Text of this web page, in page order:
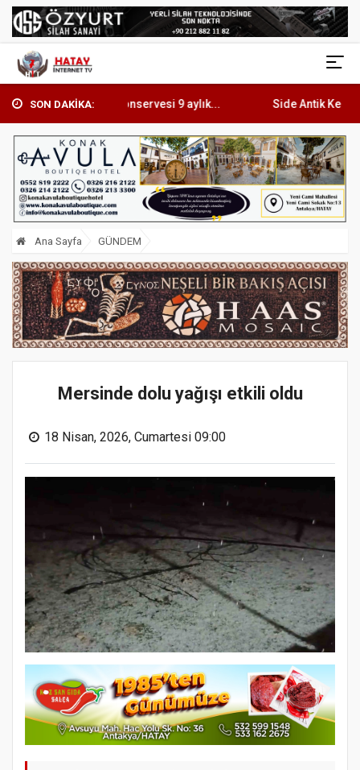
SON DAKİKA:
konservesi 9 aylık... Side Antik Kentte kuyuya
Ana Sayfa GÜNDEM
Mersinde dolu yağışı etkili oldu
18 Nisan, 2026, Cumartesi 09:00